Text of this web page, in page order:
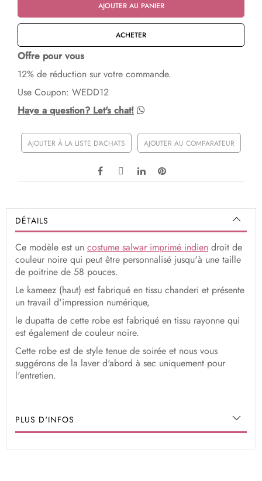
AJOUTER AU PANIER
ACHETER
Offre pour vous
12% de réduction sur votre commande.
Use Coupon: WEDD12
Have a question? Let's chat!
AJOUTER À LA LISTE D'ACHATS AJOUTER AU COMPARATEUR
DÉTAILS
Ce modèle est un costume salwar imprimé indien droit de
couleur noire qui peut être personnalisé jusqu'à une taille
de poitrine de 58 pouces.
Le kameez (haut) est fabriqué en tissu chanderi et présente
un travail d'impression numérique,
le dupatta de cette robe est fabriqué en tissu rayonne qui
est également de couleur noire.
Cette robe est de style tenue de soirée et nous vous
suggérons de la laver d'abord à sec uniquement pour
l'entretien.
PLUS D'INFOS